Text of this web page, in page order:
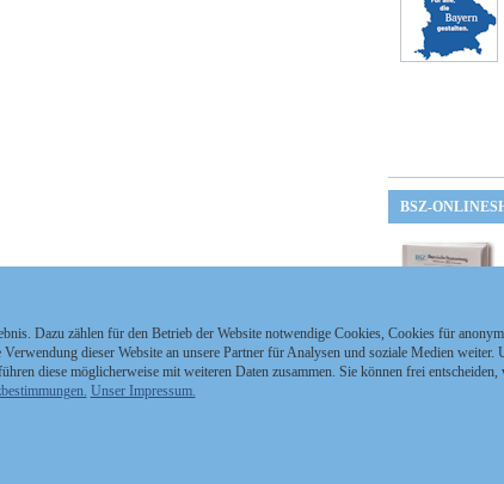
BSZ-
Dazu zählen für den Betrieb der Website notwendige Cookies, Cookies für
dieser Website an unsere Partner für Analysen und soziale Medien weiter.
diese möglicherweise mit weiteren Daten zusammen. Sie können frei
Unser Impressum.